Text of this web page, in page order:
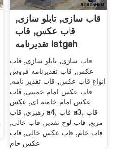
قاب سازی, تابلو سازی,
قاب عکس, قاب
تقدیرنامه Istgah
قاب سازی, تابلو سازی, قاب
عکس, قاب تقدیرنامه فروش
انواع قاب عکس, قاب تقدیر نامه,
قاب عکس امام خمینی, قاب
عکس امام خامنه ای, عکس
رهبری, قاب a4, قاب a3, قاب
مربع, قاب لوح تقدیر, قاب خالی,
قاب خام, قاب عکس خالی, قاب
عکس خام